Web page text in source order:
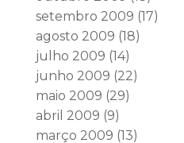
setembro 2009 (17)
agosto 2009 (18)
julho 2009 (14)
junho 2009 (22)
maio 2009 (29)
abril 2009 (9)
março 2009 (13)